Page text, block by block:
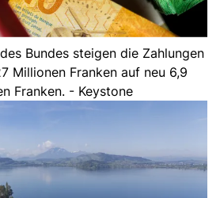
Bundes steigen die Zahlungen
Millionen Franken auf neu 6,9
Franken. - Keystone